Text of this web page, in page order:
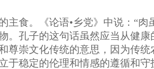
主食。《论语•乡党》中说：“
。孔子的这句话虽然应当从健
尊崇文化传统的意思，因为传
于稳定的伦理和情感的遵循和